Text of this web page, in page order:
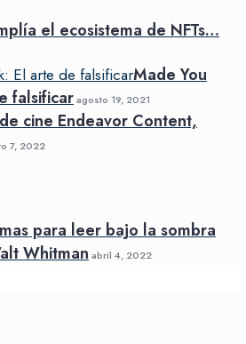
el ecosistema de NFTs…
Made You
falsificaragosto 19, 2021
cine Endeavor Content,
7, 2022
para leer bajo la sombra
Whitman abril 4, 2022